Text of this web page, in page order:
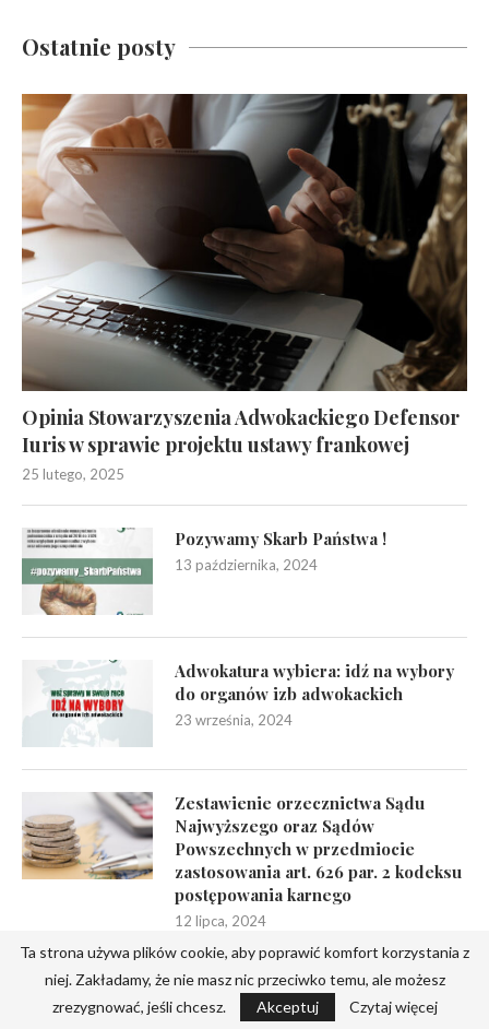
Ostatnie posty
Opinia Stowarzyszenia Adwokackiego Defensor
Iuris w sprawie projektu ustawy frankowej
25 lutego, 2025
Pozywamy Skarb Państwa !
13 października, 2024
Adwokatura wybiera: idź na wybory
do organów izb adwokackich
23 września, 2024
Zestawienie orzecznictwa Sądu
Najwyższego oraz Sądów
Powszechnych w przedmiocie
zastosowania art. 626 par. 2 kodeksu
postępowania karnego
12 lipca, 2024
Konkurs plastyczny „Mój rodzic –
adwokat”
Ta strona używa plików cookie, aby poprawić komfort korzystania z
niej. Zakładamy, że nie masz nic przeciwko temu, ale możesz
zrezygnować, jeśli chcesz.
Akceptuj Czytaj więcej